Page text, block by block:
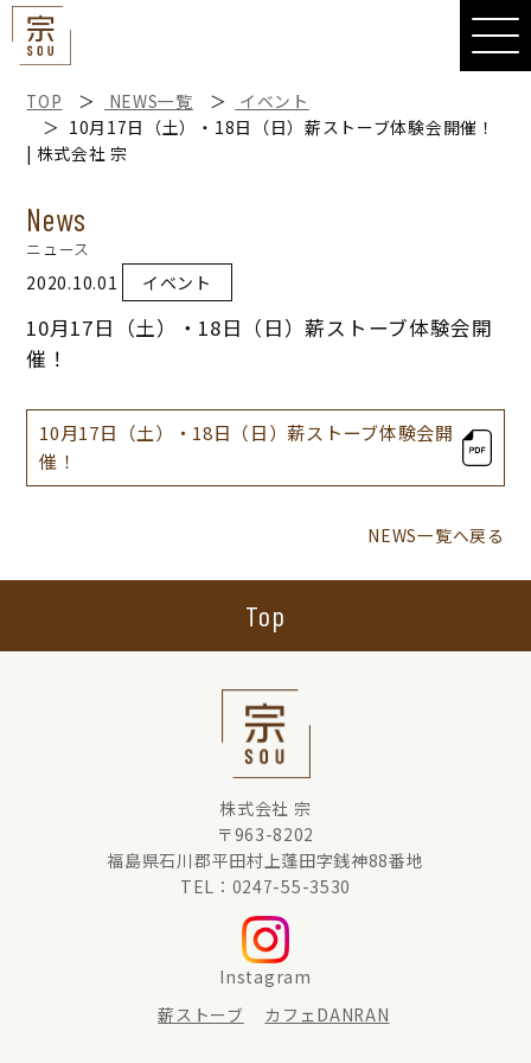
宗
TOP NEWS一覧
イベント
10月17日（土）・18日（日）薪ストーブ体験会開催！
| 株式会社 宗
News
ニュース
2020.10.01 イベント
10月17日（土）・18日（日）薪ストーブ体験会開
催！
10月17日（土）・18日（日）薪ストーブ体験会開
催！
NEWS一覧へ戻る
Top
株式会社 宗
〒963-8202
福島県石川郡平田村上蓬田字銭神88番地
TEL：0247-55-3530
Instagram
薪ストーブ
カフェDANRAN